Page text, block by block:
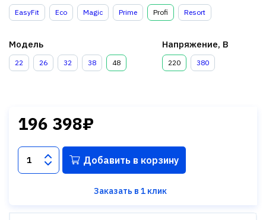
EasyFit Eco Magic Prime Profi Resort
Модель
22 26 32 38 48
Напряжение, В
220 380
196 398₽
Добавить в корзину
Заказать в 1 клик